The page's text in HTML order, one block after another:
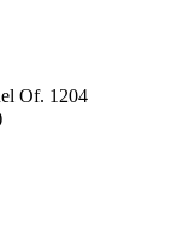
Of. 1204